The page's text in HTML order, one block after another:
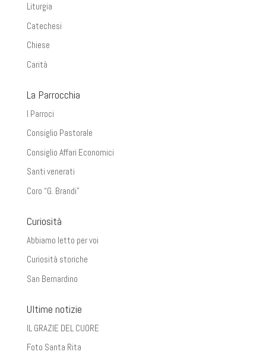
Liturgia
Catechesi
Chiese
Carità
La Parrocchia
I Parroci
Consiglio Pastorale
Consiglio Affari Economici
Santi venerati
Coro “G. Brandi”
Curiosità
Abbiamo letto per voi
Curiosità storiche
San Bernardino
Ultime notizie
IL GRAZIE DEL CUORE
Foto Santa Rita